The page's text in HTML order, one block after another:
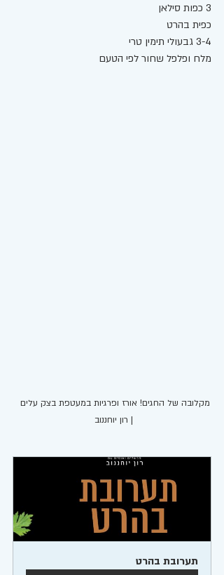
3 כפות סילאן
כפית בהרט
3-4 גבעולי תימין טרי
מלח ופלפל שחור לפי הטעם
מקלובה של החגים! אורז ופרגיות במעטפת בצק עלים
| רון יוחננוב
תערובת בהרט